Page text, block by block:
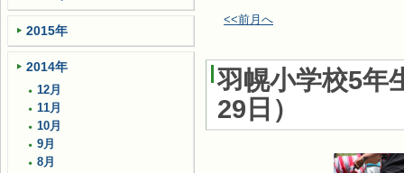
<<前月へ
羽幌小学校5年
29日）
2015年
2014年
12月
11月
10月
9月
8月